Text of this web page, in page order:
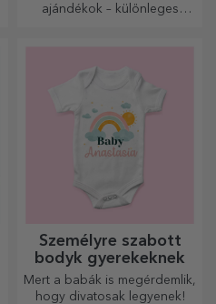
ajándékok – különleges
Személyre szabott
bodyk gyerekeknek
Mert a babák is megérdemlik,
hogy divatosak legyenek!